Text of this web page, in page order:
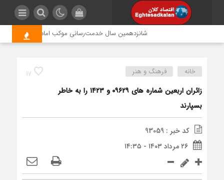
شانزدهمین سال خدمت‌رسانی موکب امام رضا (ع)
17 خانه فرهنگ و هنر
زائران اربعین شماره های ۰۹۶۲۹ و ۱۴۲۳ را به خاطر
بسپارند
کد خبر : 93059
۲۶ مرداد ۱۴۰۳ - ۱۴:۳۵